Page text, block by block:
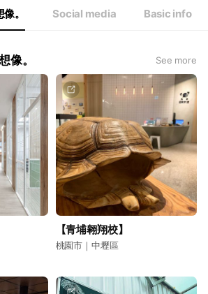
。 Social media Basic info
像。 See more
【青埔翱翔校】
桃園市｜中壢區